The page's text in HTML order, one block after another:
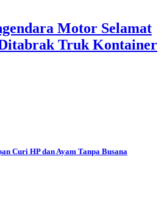
Motor Selamat
Truk Kontainer
Curi HP dan Ayam Tanpa Busana